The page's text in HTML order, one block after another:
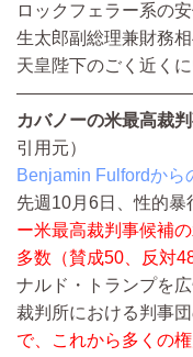
ロックフェラー系の
生太郎副総理兼財務
天皇陛下のごく近く
カバノーの米最高裁
引用元）
Benjamin Fulfordから
先週10月6日、性的暴
ー米最高裁判事候補
多数（賛成50、反対
ナルド・トランプを
裁判所における判事
で、これから多くの